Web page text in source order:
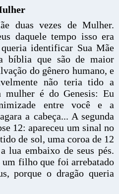
duas vezes de Mulher.
daquele tempo isso era
identificar Sua Mãe
bíblia que são de maior
do gênero humano, e
não teria tido a
mulher é do Genesis: Eu
entre você e a
a cabeça... A segunda
12: apareceu um sinal no
de sol, uma coroa de 12
lua embaixo de seus pés.
um filho que foi arrebatado
porque o dragão queria